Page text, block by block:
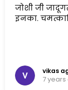
जोशी जी
इनका.
vikas
7